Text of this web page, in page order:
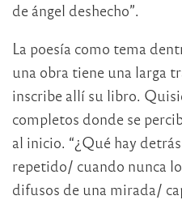
de ángel deshecho”.
La poesía como tema
una obra tiene una larga
inscribe allí su libro.
completos donde se
al inicio. “¿Qué hay
repetido/ cuando nunca
difusos de una mirada/